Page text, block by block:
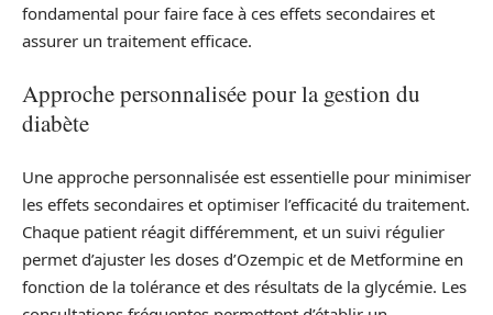
fondamental pour faire face à ces effets secondaires et
assurer un traitement efficace.
Approche personnalisée pour la gestion du
diabète
Une approche personnalisée est essentielle pour minimiser
les effets secondaires et optimiser l’efficacité du traitement.
Chaque patient réagit différemment, et un suivi régulier
permet d’ajuster les doses d’Ozempic et de Metformine en
fonction de la tolérance et des résultats de la glycémie. Les